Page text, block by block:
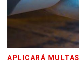
APLICARÁ MULTAS